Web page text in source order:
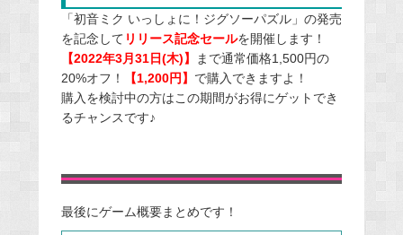
「初音ミク いっしょに！ジグソーパズル」の発売
を記念して リリース記念セールを開催します！
【2022年3月31日(木)】
まで通常価格1,500円の
20%オフ！
【1,200円】 で購入できますよ！
購入を検討中の方はこの期間がお得にゲットでき
るチャンスです♪
最後にゲーム概要まとめです！